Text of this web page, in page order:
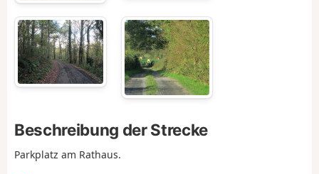
Beschreibung der Strecke
Parkplatz am Rathaus.